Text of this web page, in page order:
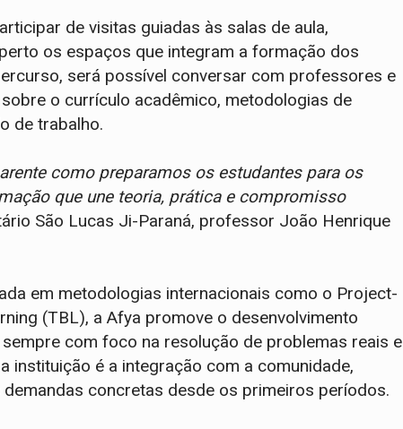
de visitas guiadas às salas de aula,
os espaços que integram a formação dos
será possível conversar com professores e
o currículo acadêmico, metodologias de
de trabalho.
como preparamos os estudantes para os
que une teoria, prática e compromisso
São Lucas Ji-Paraná, professor João Henrique
em metodologias internacionais como o Project-
(TBL), a Afya promove o desenvolvimento
com foco na resolução de problemas reais e
instituição é a integração com a comunidade,
concretas desde os primeiros períodos.